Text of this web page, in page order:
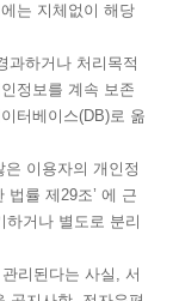
는 지체없이 해당
과하거나 처리목적
정보를 계속 보존
터베이스(DB)로 옮
은 이용자의 개인정
법률 제29조’ 에 근
하거나 별도로 분리
리된다는 사실, 서